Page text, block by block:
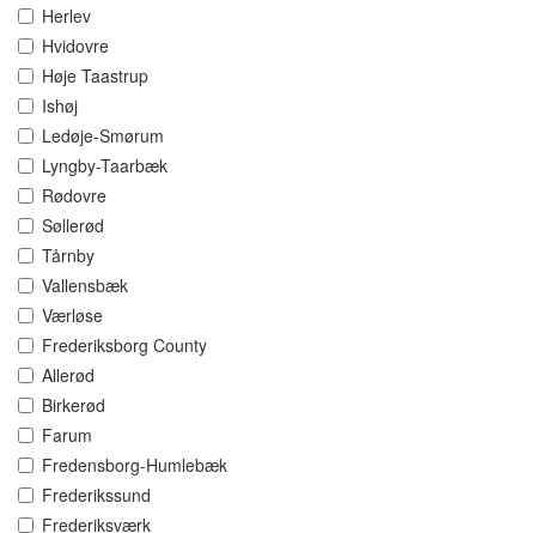
Herlev
Hvidovre
Høje Taastrup
Ishøj
Ledøje-Smørum
Lyngby-Taarbæk
Rødovre
Søllerød
Tårnby
Vallensbæk
Værløse
Frederiksborg County
Allerød
Birkerød
Farum
Fredensborg-Humlebæk
Frederikssund
Frederiksværk